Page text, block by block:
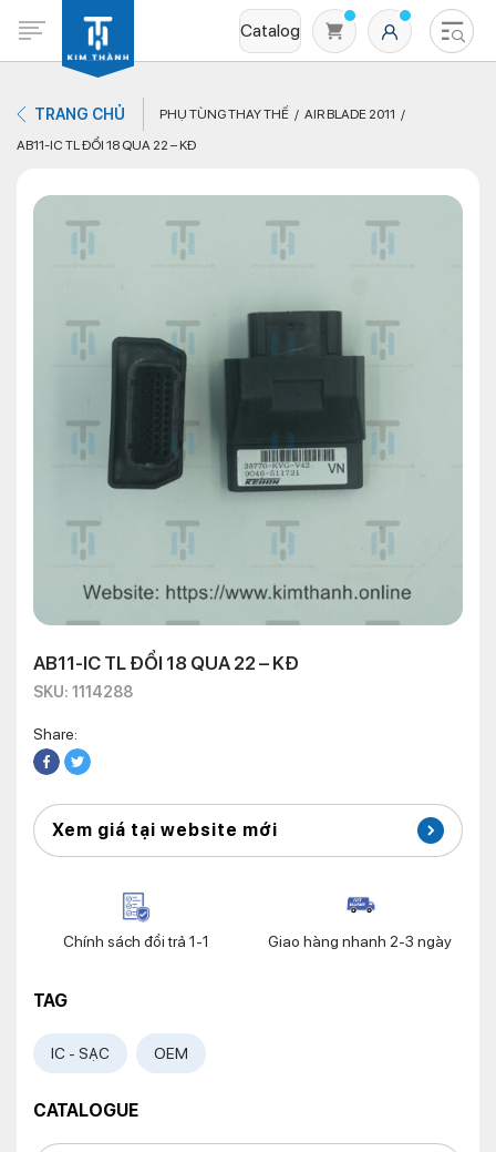
Catalog
Không có sản phẩm nào trong giỏ hàng
TRANG CHỦ PHỤ TÙNG THAY THẾ
AIR BLADE 2011
AB11-IC TL ĐỔI 18 QUA 22 – KĐ
AB11-IC TL ĐỔI 18 QUA 22 – KĐ
SKU: 1114288
Share:
Xem giá tại website mới
Chính sách đổi trả 1-1 Giao hàng nhanh 2-3 ngày
TAG
IC - SẠC OEM
CATALOGUE